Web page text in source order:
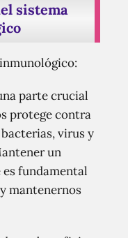
sistema
parte crucial
protege contra
virus y
un
fundamental
mantenernos